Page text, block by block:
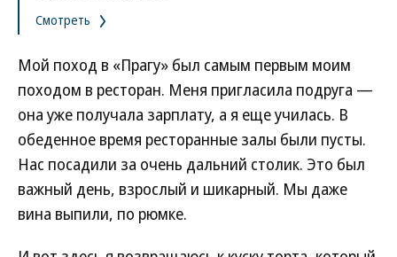
Смотреть
Мой поход в «Прагу» был самым первым моим
походом в ресторан. Меня пригласила подруга —
она уже получала зарплату, а я еще училась. В
обеденное время ресторанные залы были пусты.
Нас посадили за очень дальний столик. Это был
важный день, взрослый и шикарный. Мы даже
вина выпили, по рюмке.